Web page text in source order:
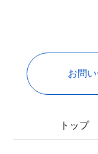
お問
トップ